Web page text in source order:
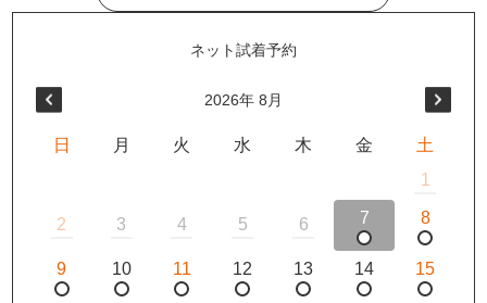
2026年 8月
日 月 火 水 木 金
土
1
2 3 4 5 6 7 8
9 10 11 12 13 14 15